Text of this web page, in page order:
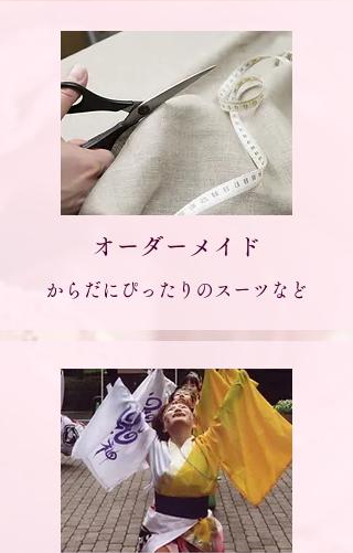
オーダーメイド
からだにぴったりのスーツなど